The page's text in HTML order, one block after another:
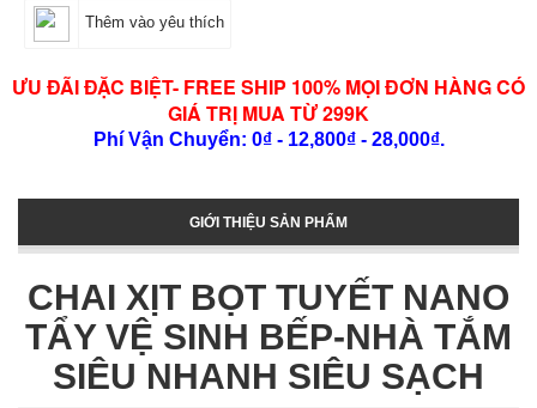
Thêm vào yêu thích
ƯU ĐÃI ĐẶC BIỆT- FREE SHIP 100% MỌI ĐƠN HÀNG CÓ
GIÁ TRỊ MUA TỪ 299K
Phí Vận Chuyển: 0₫ - 12,800₫ - 28,000₫.
GIỚI THIỆU SẢN PHẨM
CHAI XỊT BỌT TUYẾT NANO
TẨY VỆ SINH BẾP-NHÀ TẮM
SIÊU NHANH SIÊU SẠCH